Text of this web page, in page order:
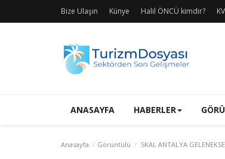
Bize Ulaşın Künye Halil ÖNCÜ kimdir?
ANASAYFA HABERLER
Anasayfa Görüntülü SKAL ANTALYA